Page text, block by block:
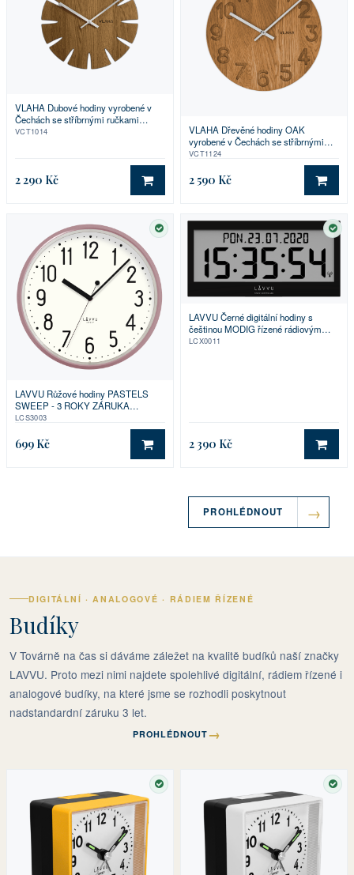
VLAHA Dubové hodiny vyrobené v
Čechách se stříbrnými ručkami
⌀32,5cm
VCT1014
2 290 Kč DO KOŠÍKU
VLAHA Dřevěné hodiny OAK
vyrobené v Čechách se stříbrnými
ručkami ⌀34cm
VCT1124
2 590 Kč DO
SKLADEM
LAVVU Růžové hodiny PASTELS
SWEEP - 3 ROKY ZÁRUKA
⌀29,5cm
LCS3003
699 Kč DO KOŠÍKU
LAVVU Černé digitální hodiny s
češtinou MODIG řízené rádiovým
signálem
LCX0011
2 390 Kč DO
PROHLÉDNOUT
DIGITÁLNÍ · ANALOGOVÉ · RÁDIEM ŘÍZENÉ
Budíky
V Továrně na čas si dáváme záležet na kvalitě budíků naší značky
LAVVU. Proto mezi nimi najdete spolehlivé digitální, rádiem řízené i
analogové budíky, na které jsme se rozhodli poskytnout
nadstandardní záruku 3 let.
PROHLÉDNOUT →
SKLADEM